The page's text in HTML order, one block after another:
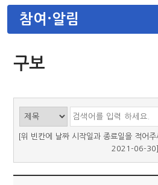
참여·알림
구보
[위 빈칸에 날짜 시작일과 종료일을 적
2021-06-30]